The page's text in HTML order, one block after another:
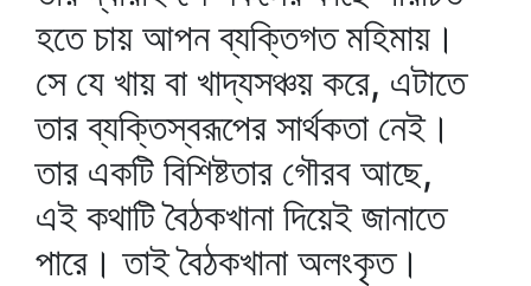
হতে চায় আপন ব্যক্তিগত মহিমায়।
সে যে খায় বা খাদ্যসঞ্চয় করে, এটাতে
তার ব্যক্তিস্বরূপের সার্থকতা নেই।
তার একটি বিশিষ্টতার গৌরব আছে,
এই কথাটি বৈঠকখানা দিয়েই জানাতে
পারে। তাই বৈঠকখানা অলংকৃত।